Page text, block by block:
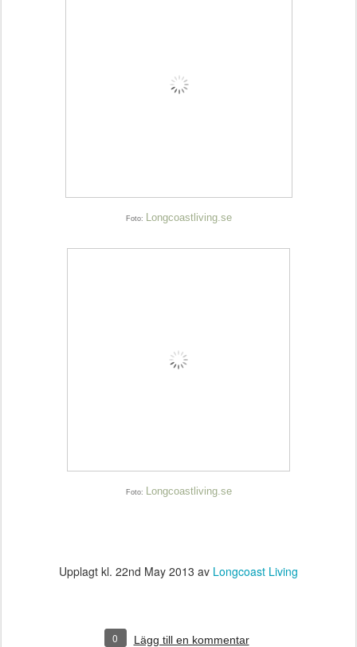
Foto: Longcoastliving.se
Foto: Longcoastliving.se
Upplagt kl. 22nd May 2013 av Longcoast Living
0 Lägg till en kommentar